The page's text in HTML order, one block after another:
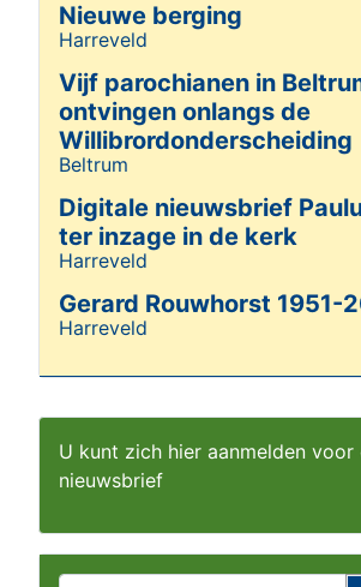
U kunt zich hier aanmelden
nieuwsbrief
Nieuwe berging
Details
Harreveld
Vijf parochianen in
ontvingen onlangs de
Willibrordonderscheiding
Details
Beltrum
Digitale nieuwsbrief
ter inzage in de kerk
Details
Harreveld
Gerard Rouwhorst 1951-
Details
Harreveld